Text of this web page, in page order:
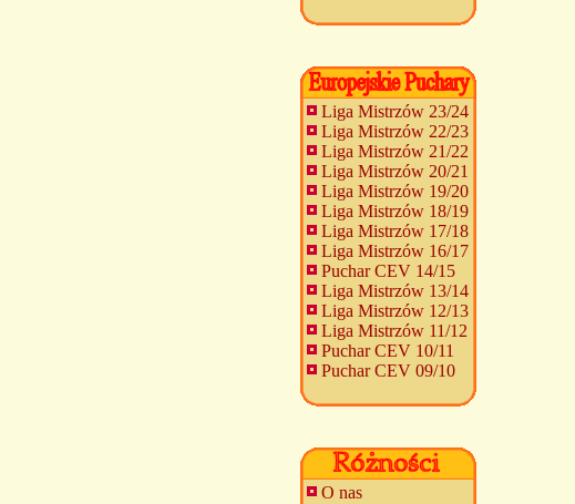
Liga Mistrzów 23/24
Liga Mistrzów 22/23
Liga Mistrzów 21/22
Liga Mistrzów 20/21
Liga Mistrzów 19/20
Liga Mistrzów 18/19
Liga Mistrzów 17/18
Liga Mistrzów 16/17
Puchar CEV 14/15
Liga Mistrzów 13/14
Liga Mistrzów 12/13
Liga Mistrzów 11/12
Puchar CEV 10/11
Puchar CEV 09/10
O nas